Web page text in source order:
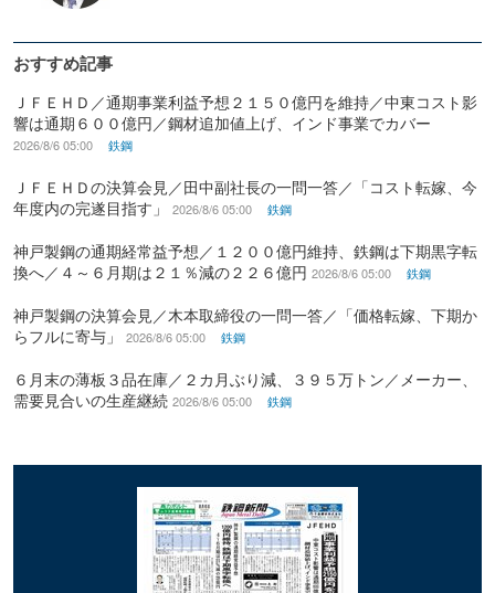
おすすめ記事
ＪＦＥＨＤ／通期事業利益予想２１５０億円を維持／中東コスト影
響は通期６００億円／鋼材追加値上げ、インド事業でカバー
2026/8/6 05:00 鉄鋼
ＪＦＥＨＤの決算会見／田中副社長の一問一答／「コスト転嫁、今
年度内の完遂目指す」
2026/8/6 05:00 鉄鋼
神戸製鋼の通期経常益予想／１２００億円維持、鉄鋼は下期黒字転
換へ／４～６月期は２１％減の２２６億円 2026/8/6 05:00 鉄鋼
神戸製鋼の決算会見／木本取締役の一問一答／「価格転嫁、下期か
らフルに寄与」
2026/8/6 05:00 鉄鋼
６月末の薄板３品在庫／２カ月ぶり減、３９５万トン／メーカー、
需要見合いの生産継続 2026/8/6 05:00 鉄鋼